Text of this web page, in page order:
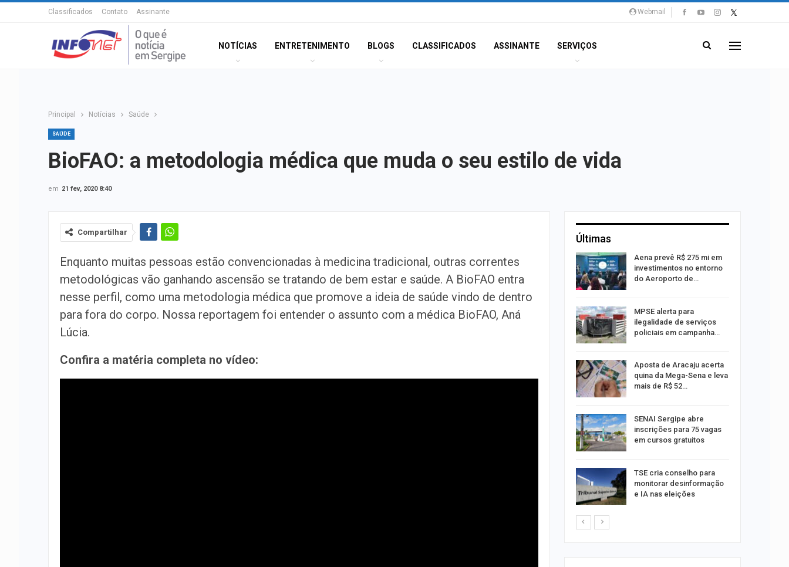
Webmail
Classificados Contato Assinante
NOTÍCIAS ENTRETENIMENTO BLOGS CLASSIFICADOS ASSINANTE SERVIÇOS
Principal Notícias Saúde
SAÚDE
BioFAO: a metodologia médica que muda o seu estilo de vida
em 21 fev, 2020 8:40
Compartilhar
Enquanto muitas pessoas estão convencionadas à medicina tradicional, outras correntes
metodológicas vão ganhando ascensão se tratando de bem estar e saúde. A BioFAO entra
nesse perfil, como uma metodologia médica que promove a ideia de saúde vindo de dentro
para fora do corpo. Nossa reportagem foi entender o assunto com a médica BioFAO, Aná
Lúcia.
Confira a matéria completa no vídeo:
Últimas
Champagne: Uma Viagem
de Pai e Filho
A Fabulosa Maquina do
Tempo
Aena prevê R$ 275 mi em
investimentos no entorno
do Aeroporto de…
MPSE alerta para
ilegalidade de serviços
policiais em campanha…
Aposta de Aracaju acerta
quina da Mega-Sena e leva
mais de R$ 52…
SENAI Sergipe abre
inscrições para 75 vagas
em cursos gratuitos
TSE cria conselho para
monitorar desinformação
e IA nas eleições